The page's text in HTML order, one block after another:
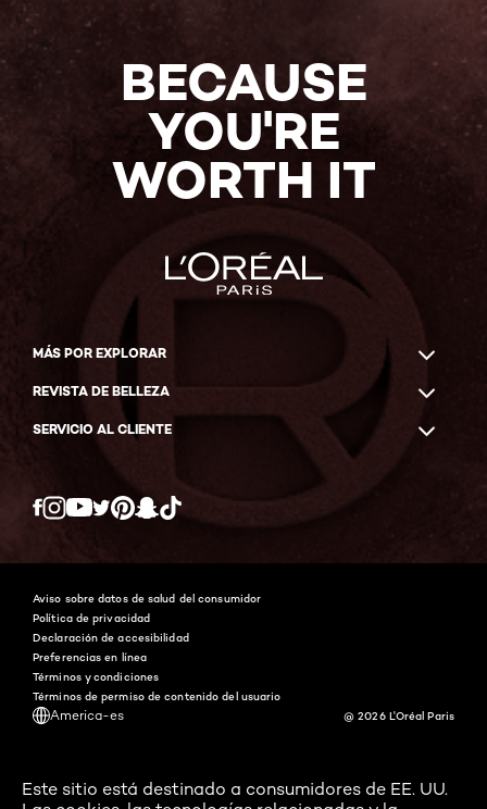
BECAUSE
YOU'RE
WORTH IT
MÁS POR EXPLORAR
REVISTA DE BELLEZA
SERVICIO AL CLIENTE
Twitter
America-es
Aviso sobre datos de salud del consumidor
Política de privacidad
Declaración de accesibilidad
Preferencias en línea
Términos y condiciones
Términos de permiso de contenido del usuario
@ 2026 L'Oréal Paris
Este sitio está destinado a consumidores de EE. UU.